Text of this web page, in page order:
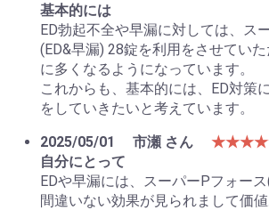
基本的には
ED勃起不全や早漏に対しては、ス
(ED&早漏) 28錠を利用をさせてい
に多くなるようになっています。
これからも、基本的には、ED対策
をしていきたいと考えています。
2025/05/01
市瀬 さん
自分にとって
EDや早漏には、スーパーPフォー
間違いない効果が見られまして価